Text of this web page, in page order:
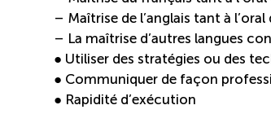
– Maîtrise de l’anglais tant à l’oral
– La maîtrise d’autres langues
● Utiliser des stratégies ou des
● Communiquer de façon
● Rapidité d’exécution